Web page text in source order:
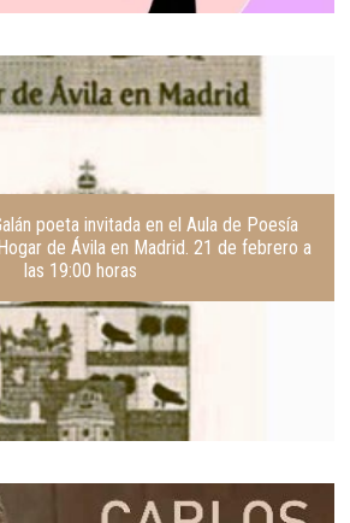
poeta invitada en el Aula de Poesía
Hogar de Ávila en Madrid. 21 de febrero a
las 19:00 horas